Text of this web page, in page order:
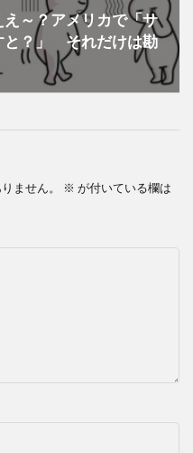
～？アメリカで「サ
と？」 それだけは勘
ません。 ※ が付いている欄は